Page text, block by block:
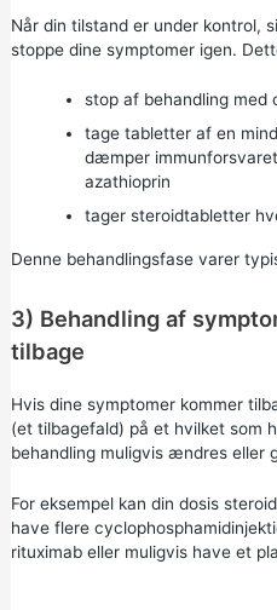
Når din tilstand er under kontrol,
stoppe dine symptomer igen.
stop af behandling med
tage tabletter af en
dæmper
azathioprin
tager steroidtabletter
Denne behandlingsfase varer
3) Behandling af
tilbage
Hvis dine symptomer kommer
(et tilbagefald) på et hvilket som
behandling muligvis ændres eller
For eksempel kan din dosis
have flere
rituximab eller muligvis have et